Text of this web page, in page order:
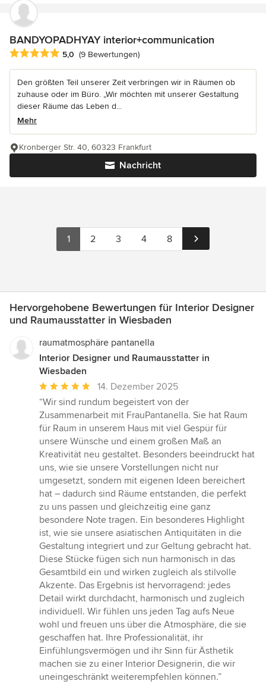
BANDYOPADHYAY interior+communication
Durchschnittliche Bewertung: 5 von 5 Sternen
5,0 (9 Bewertungen)
Den größten Teil unserer Zeit verbringen wir in Räumen ob
zuhause oder im Büro. „Wir möchten mit unserer Gestaltung
dieser Räume das Leben d...
Mehr
Nachricht
Kronberger Str. 40, 60323 Frankfurt
1 2 3 4 8
Hervorgehobene Bewertungen für Interior Designer
und Raumausstatter in Wiesbaden
raumatmosphäre pantanella
Interior Designer und Raumausstatter in
Wiesbaden
Durchschnittliche
Bewertung:
5
von
5
Sternen
14. Dezember 2025
“Wir sind rundum begeistert von der
Zusammenarbeit mit FrauPantanella. Sie hat Raum
für Raum in unserem Haus mit viel Gespür für
unsere Wünsche und einem großen Maß an
Kreativität neu gestaltet. Besonders beeindruckt hat
uns, wie sie unsere Vorstellungen nicht nur
umgesetzt, sondern mit eigenen Ideen bereichert
hat – dadurch sind Räume entstanden, die perfekt
zu uns passen und gleichzeitig eine ganz
besondere Note tragen. Ein besonderes Highlight
ist, wie sie unsere asiatischen Antiquitäten in die
Gestaltung integriert und zur Geltung gebracht hat.
Diese Stücke fügen sich nun harmonisch in das
Gesamtbild ein und wirken zugleich als stilvolle
Akzente. Das Ergebnis ist hervorragend: jedes
Detail wirkt durchdacht, harmonisch und zugleich
individuell. Wir fühlen uns jeden Tag aufs Neue
wohl und freuen uns über die Atmosphäre, die sie
geschaffen hat. Ihre Professionalität, ihr
Einfühlungsvermögen und ihr Sinn für Ästhetik
machen sie zu einer Interior Designerin, die wir
uneingeschränkt weiterempfehlen können.”